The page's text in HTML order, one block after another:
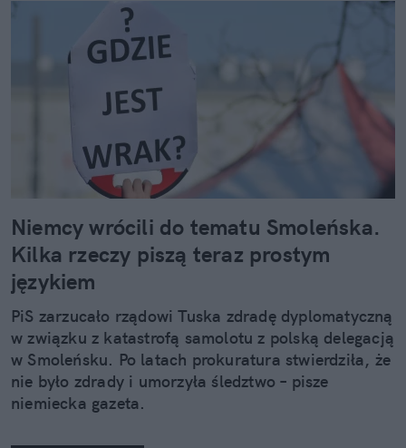
Niemcy wrócili do tematu Smoleńska.
Kilka rzeczy piszą teraz prostym
językiem
PiS zarzucało rządowi Tuska zdradę dyplomatyczną
w związku z katastrofą samolotu z polską delegacją
w Smoleńsku. Po latach prokuratura stwierdziła, że
nie było zdrady i umorzyła śledztwo – pisze
niemiecka gazeta.